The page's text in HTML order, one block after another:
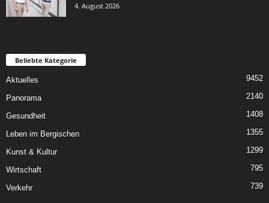
4. August 2026
Beliebte Kategorie
Aktuelles 9452
Panorama 2140
Gesundheit 1408
Leben im Bergischen 1355
Kunst & Kultur 1299
Wirtschaft 795
Verkehr 739